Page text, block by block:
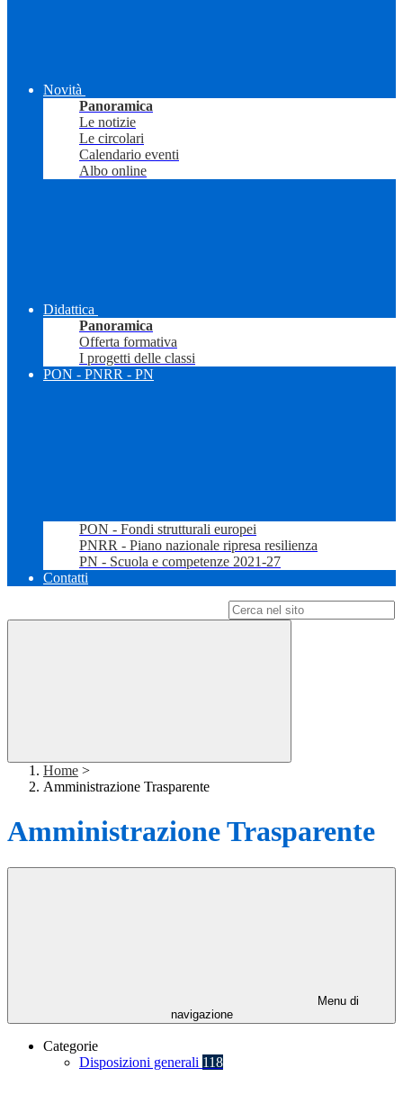
Novità
Panoramica
Le notizie
Le circolari
Calendario eventi
Albo online
Didattica
Panoramica
Offerta formativa
I progetti delle classi
PON - PNRR - PN
PON - Fondi strutturali europei
PNRR - Piano nazionale ripresa resilienza
PN - Scuola e competenze 2021-27
Contatti
Home >
Amministrazione Trasparente
Amministrazione Trasparente
Menu di
navigazione
Categorie
Disposizioni generali 118